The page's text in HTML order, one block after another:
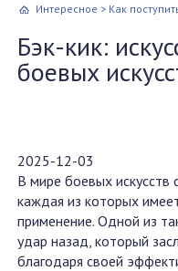
Интересное > Как
Бэк-кик:
боевых
2025-12-03
В мире боевых искусств
каждая из которых
применение. Одной из
удар назад, который
благодаря своей